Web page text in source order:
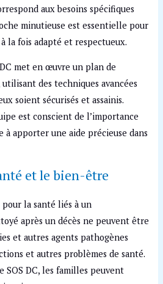
aux besoins spécifiques
minutieuse est essentielle pour
la fois adapté et respectueux.
met en œuvre un plan de
des techniques avancées
soient sécurisés et assainis.
est conscient de l’importance
à apporter une aide précieuse dans
et le bien-être
la santé liés à un
après un décès ne peuvent être
et autres agents pathogènes
et autres problèmes de santé.
SOS DC, les familles peuvent